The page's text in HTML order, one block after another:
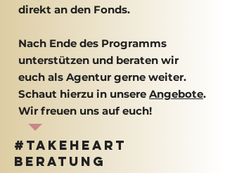
direkt an den Fonds.
Nach Ende des Programms
unterstützen und beraten wir
euch als Agentur gerne weiter.
Schaut hierzu in unsere Angebote.
Wir freuen uns auf euch!
#TakeHeart
BERATUNG